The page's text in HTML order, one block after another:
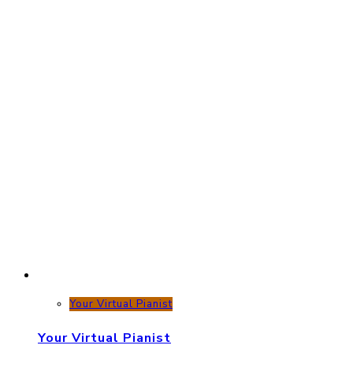
Your Virtual Pianist
Your Virtual Pianist